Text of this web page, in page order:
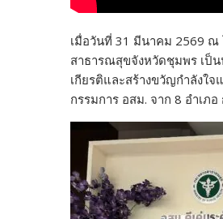
เมื่อวันที่ 31 มีนาคม 2569 ณ
สาธารณสุขจังหวัดชุมพร เป็
เกียรติและสร้างขวัญกำลังใ
กรรมการ อสม. จาก 8 อำเภ